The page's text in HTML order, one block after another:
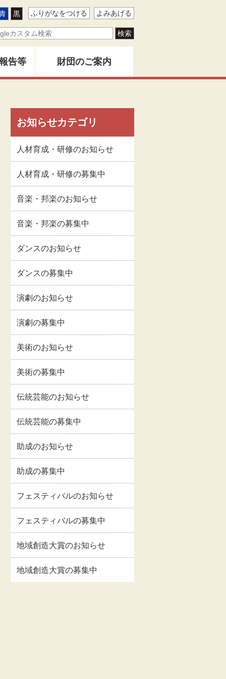
黒 ふりがなをつける よみあげる
告等
造」
ルス
連情
財団のご案内
財団事業のあゆみ
定款
事業報告書・事業計
画書等
交通・アクセス
お問い合わせ
著作権・リンクにつ
お知らせカテゴリ
人材育成・研修のお知らせ
人材育成・研修の募集中
音楽・邦楽のお知らせ
音楽・邦楽の募集中
ダンスのお知らせ
ダンスの募集中
演劇のお知らせ
演劇の募集中
美術のお知らせ
美術の募集中
伝統芸能のお知らせ
伝統芸能の募集中
助成のお知らせ
助成の募集中
フェスティバルのお知らせ
フェスティバルの募集中
地域創造大賞のお知らせ
地域創造大賞の募集中